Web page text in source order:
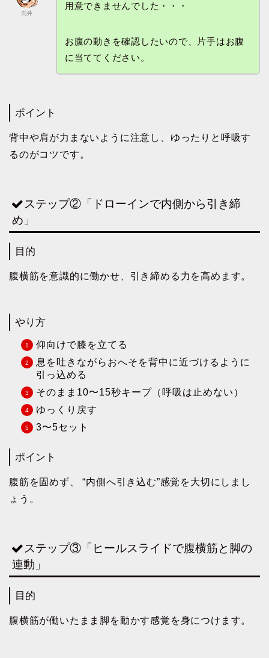
向井
用意できませんでした・・・
お腹の動きを確認したいので、片手はお腹
に当ててください。
ポイント
背中や肩が力まないように注意し、ゆったりと呼吸す
るのがコツです。
ステップ②「ドローインで内側から引き締
め」
目的
腹横筋を意識的に働かせ、引き締める力を高めます。
やり方
仰向けで膝を立てる
息を吐きながらおへそを背中に近づけるように
引っ込める
そのまま10〜15秒キープ（呼吸は止めない）
ゆっくり戻す
3〜5セット
ポイント
腹筋を固めず、 “内側へ引き込む”感覚を大切にしまし
ょう。
ステップ③「ヒールスライドで腹横筋と脚の
連動」
目的
腹横筋が働いたまま脚を動かす感覚を身につけます。